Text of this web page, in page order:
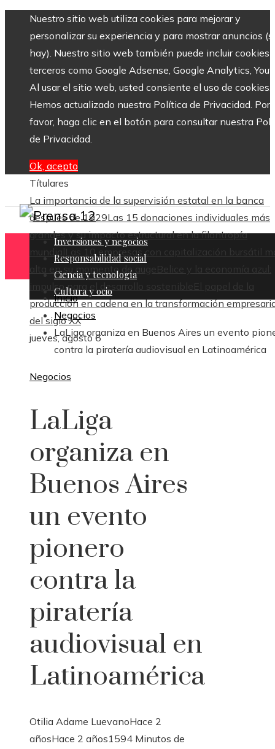
Nuestro sitio web utiliza cookies para mejorar y
personalizar su experiencia y para mostrar anuncios
hay). Nuestro sitio web también puede incluir cookies
terceros como Google Adsense, Google Analytics,
Al usar el sitio web, usted consiente el uso de cookies.
Hemos actualizado nuestra Política de Privacidad. Por
favor, haga clic en el botón para consultar nuestra
de Privacidad.
Ok, acepto
Títulares
La importancia de la supervisión estatal en la banca
después de 1929Las 15 donaciones individuales más
grandes y su impacto estructural en la filantropía
mundial
Las 10 empresas con capitalización bursátil
alta en su momento de auge Belice y la economía azul:
impulso para el desarrollo sostenible El papel de la
producción en cadena en la transformación
del siglo XX
jueves, agosto 6
Inversiones y negocios
Responsabilidad social
Ciencia y tecnología
Cultura y ocio
Inicio
Negocios
LaLiga organiza en Buenos Aires un evento
contra la piratería audiovisual en Latinoamérica
Negocios
LaLiga
organiza en
Buenos Aires
un evento
pionero
contra la
piratería
audiovisual en
Latinoamérica
Otilia Adame LuevanoHace 2
añosHace 2 años1594 Minutos de